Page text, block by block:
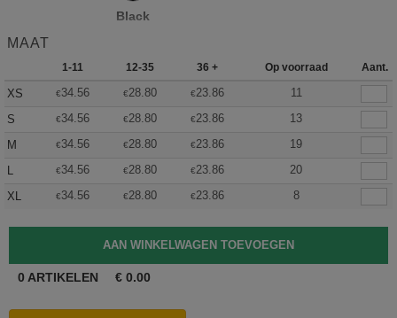
Black
MAAT
1-11 12-35 36 + Op voorraad Aant.
XS €34.56 €28.80 €23.86
11
S
€34.56 €28.80 €23.86
13
M
€34.56 €28.80 €23.86
19
L
€34.56 €28.80 €23.86
20
XL
€34.56 €28.80 €23.86 8
0 ARTIKELEN € 0.00